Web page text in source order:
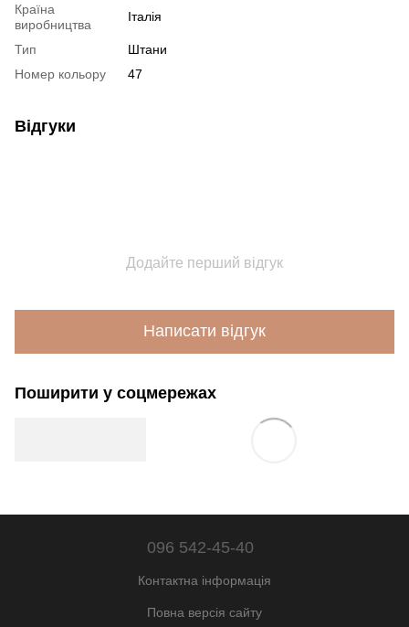
Країна
виробництва
Італія
Тип
Штани
Номер кольору
47
Відгуки
Додайте перший відгук
Написати відгук
Поширити у соцмережах
096 542-45-40
Контактна інформація
Повна версія сайту